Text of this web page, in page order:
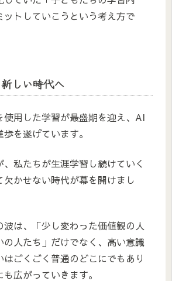
ットしていこうという考え方で
しい時代へ
使用した学習が最盛期を迎え、AI
を遂げています。
、私たちが生涯学習し続けていく
欠かせない時代が幕を開けまし
波は、「少し変わった価値観の人
の人たち」だけでなく、高い意識
はごくごく普通のどこにでもあり
広がっていきます。